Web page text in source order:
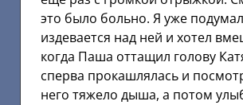
это было больно. Я уже
издевается над ней и хотел
когда Паша оттащил голову
сперва прокашлялась и
него тяжело дыша, а потом